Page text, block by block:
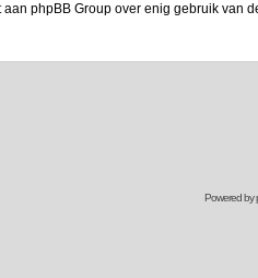
phpBB Group over enig gebruik
Powered by